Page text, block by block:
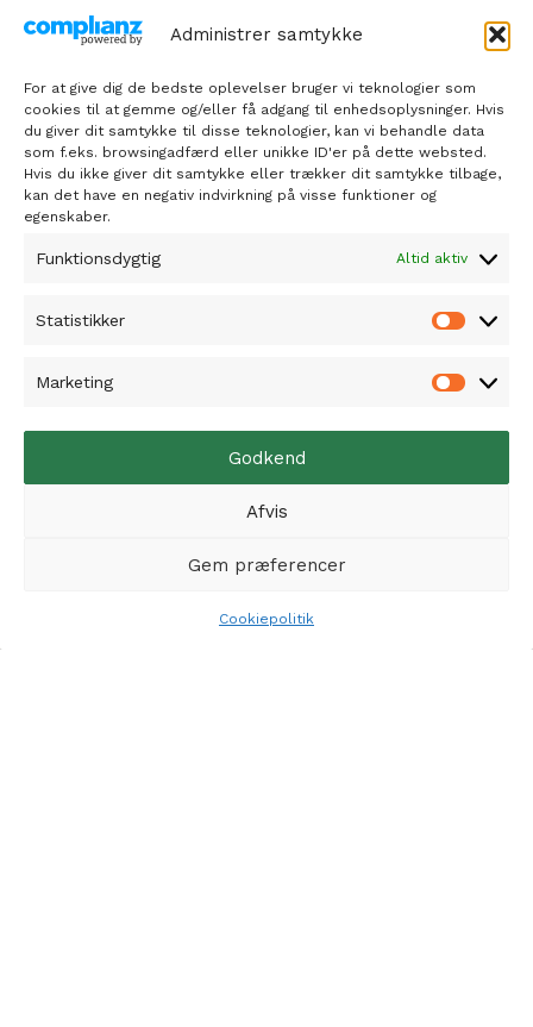
Administrer samtykke
For at give dig de bedste oplevelser bruger vi teknologier som
cookies til at gemme og/eller få adgang til enhedsoplysninger. Hvis
du giver dit samtykke til disse teknologier, kan vi behandle data
som f.eks. browsingadfærd eller unikke ID'er på dette websted.
Hvis du ikke giver dit samtykke eller trækker dit samtykke tilbage,
kan det have en negativ indvirkning på visse funktioner og
egenskaber.
Funktionsdygtig Altid aktiv
Statistikker
Marketing
Godkend
Afvis
Gem præferencer
Cookiepolitik
Cvr.: 27582907
Åbningstider
Mandag - fredag: 07:30 – 17:00
Lån en trailer